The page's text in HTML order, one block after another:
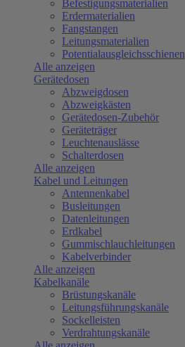
Befestigungsmaterialien
Erdermaterialien
Fangstangen
Leitungsmaterialien
Potentialausgleichsschienen
Alle anzeigen
Gerätedosen
Abzweigdosen
Abzweigkästen
Gerätedosen-Zubehör
Geräteträger
Leuchtenauslässe
Schalterdosen
Alle anzeigen
Kabel und Leitungen
Antennenkabel
Busleitungen
Datenleitungen
Erdkabel
Gummischlauchleitungen
Kabelverbinder
Alle anzeigen
Kabelkanäle
Brüstungskanäle
Leitungsführungskanäle
Sockelleisten
Verdrahtungskanäle